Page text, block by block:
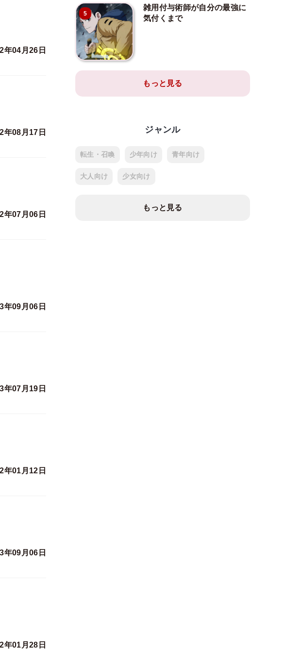
年04月26日
年08月17日
年07月06日
年09月06日
年07月19日
年01月12日
年09月06日
年01月28日
5
雑用付与術師が自分の最強に
気付くまで
もっと見る
ジャンル
転生・召喚 少年向け 青年向け
大人向け 少女向け
もっと見る